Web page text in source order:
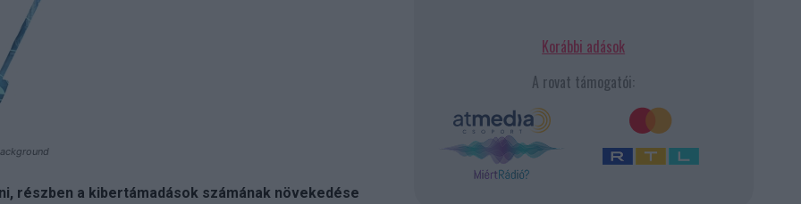
részben a kibertámadások számának növekedése
Korábbi adások
A rovat támogatói: